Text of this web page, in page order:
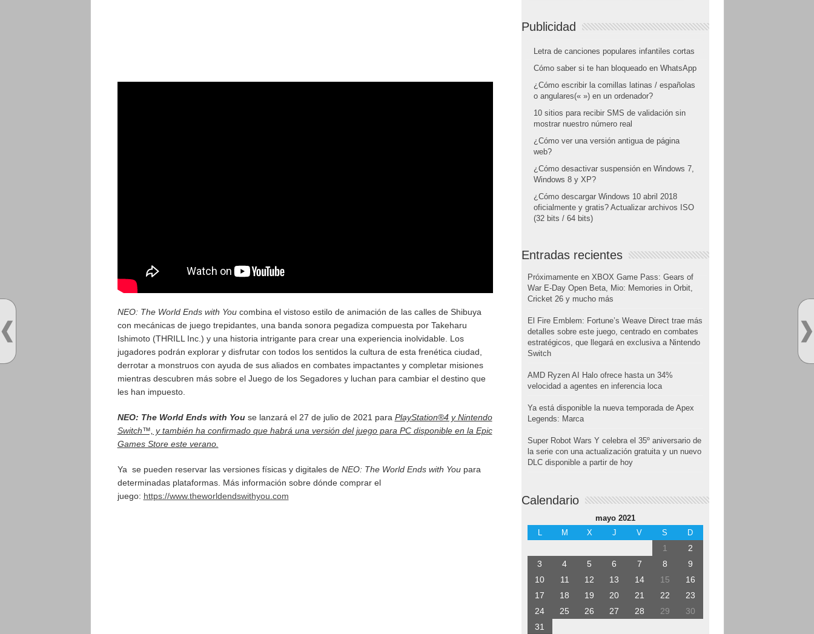
NEO: The World Ends with Youcombina el vistoso estilo de animación de las calles de Shibuya
con mecánicas de juego trepidantes, una banda sonora pegadiza compuesta por Takeharu
Ishimoto (THRILL Inc.) y una historia intrigante para crear una experiencia inolvidable. Los
jugadores podrán explorar y disfrutar con todos los sentidos la cultura de esta frenética ciudad,
derrotar a monstruos con ayuda de sus aliados en combates impactantes y completar misiones
mientras descubren más sobre el Juego de los Segadores y luchan para cambiar el destino que
les han impuesto.
NEO: The World Ends with You se lanzará el 27 de julio de 2021 para PlayStation®4 y Nintendo
Switch™, y también ha confirmado que habrá una versión del juego para PC disponible en la Epic
Games Store este verano.
Ya se pueden reservar las versiones físicas y digitales de NEO: The World Ends with You para
determinadas plataformas. Más información sobre dónde comprar el
juego: https://www.theworldendswithyou.com
Publicidad
Letra de canciones populares infantiles cortas
Cómo saber si te han bloqueado en WhatsApp
¿Cómo escribir la comillas latinas / españolas
o angulares(« ») en un ordenador?
10 sitios para recibir SMS de validación sin
mostrar nuestro número real
¿Cómo ver una versión antigua de página
web?
¿Cómo desactivar suspensión en Windows 7,
Windows 8 y XP?
¿Cómo descargar Windows 10 abril 2018
oficialmente y gratis? Actualizar archivos ISO
(32 bits / 64 bits)
Entradas recientes
Próximamente en XBOX Game Pass: Gears of
War E-Day Open Beta, Mio: Memories in Orbit,
Cricket 26 y mucho más
El Fire Emblem: Fortune’s Weave Direct trae más
detalles sobre este juego, centrado en combates
estratégicos, que llegará en exclusiva a Nintendo
Switch
AMD Ryzen AI Halo ofrece hasta un 34%
velocidad a agentes en inferencia loca
Ya está disponible la nueva temporada de Apex
Legends: Marca
Super Robot Wars Y celebra el 35º aniversario de
la serie con una actualización gratuita y un nuevo
DLC disponible a partir de hoy
Calendario
mayo 2021
L
M X J V S D
1
2
3
4 5 6 7 8
9
10
11 12 13 14 15
16
17
18 19 20 21 22
23
24
25 26 27 28 29
30
31